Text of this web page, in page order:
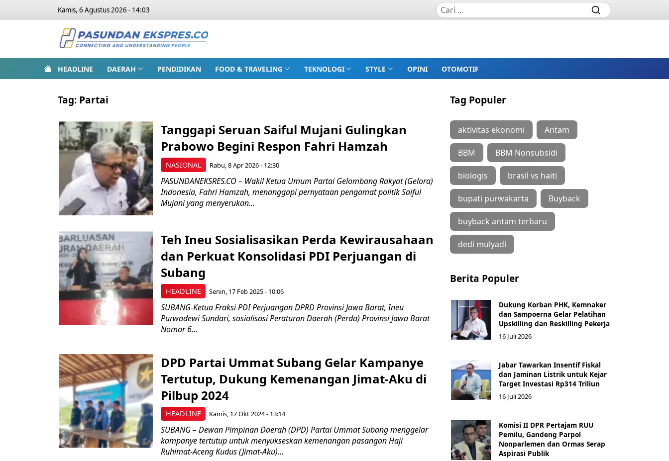
Kamis, 6 Agustus 2026 - 14:03
HEADLINE DAERAH PENDIDIKAN FOOD & TRAVELING TEKNOLOGI STYLE OPINI OTOMOTIF
Tag: Partai
NASIONAL
Tanggapi Seruan Saiful Mujani Gulingkan
Prabowo Begini Respon Fahri Hamzah
Rabu, 8 Apr 2026 - 12:30
PASUNDANEKSRES.CO – Wakil Ketua Umum Partai Gelombang Rakyat (Gelora)
Indonesia, Fahri Hamzah, menanggapi pernyataan pengamat politik Saiful
Mujani yang menyerukan...
HEADLINE
Teh Ineu Sosialisasikan Perda Kewirausahaan
dan Perkuat Konsolidasi PDI Perjuangan di
Subang
Senin, 17 Feb 2025 - 10:06
SUBANG-Ketua Fraksi PDI Perjuangan DPRD Provinsi Jawa Barat, Ineu
Purwadewi Sundari, sosialisasi Peraturan Daerah (Perda) Provinsi Jawa Barat
Nomor 6...
HEADLINE
DPD Partai Ummat Subang Gelar Kampanye
Tertutup, Dukung Kemenangan Jimat-Aku di
Pilbup 2024
Kamis, 17 Okt 2024 - 13:14
SUBANG – Dewan Pimpinan Daerah (DPD) Partai Ummat Subang menggelar
kampanye tertutup untuk menyukseskan kemenangan pasangan Haji
Ruhimat-Aceng Kudus (Jimat-Aku)...
Tag Populer
aktivitas ekonomi Antam
BBM BBM Nonsubsidi
biologis brasil vs haiti
bupati purwakarta Buyback
buyback antam terbaru
dedi mulyadi
Berita Populer
Dukung Korban PHK, Kemnaker
dan Sampoerna Gelar Pelatihan
Upskilling dan Reskilling Pekerja
16 Juli 2026
Jabar Tawarkan Insentif Fiskal
dan Jaminan Listrik untuk Kejar
Target Investasi Rp314 Triliun
16 Juli 2026
Komisi II DPR Pertajam RUU
Pemilu, Gandeng Parpol
Nonparlemen dan Ormas Serap
Aspirasi Publik